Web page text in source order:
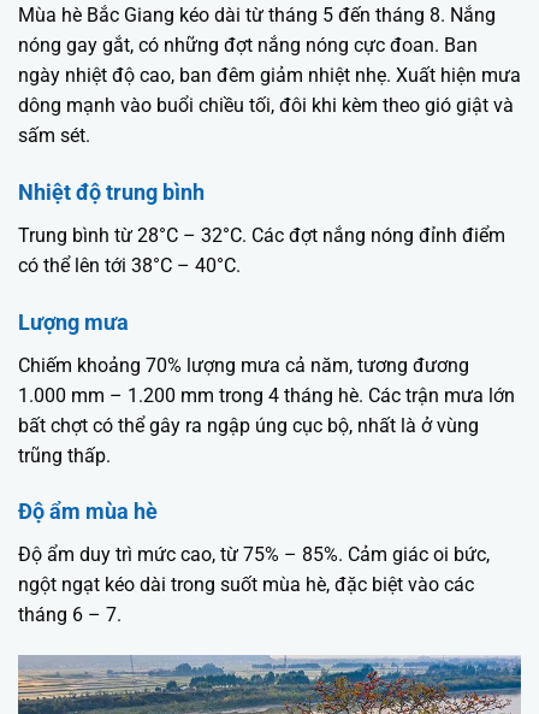
Mùa hè Bắc Giang kéo dài từ tháng 5 đến tháng 8. Nắng
nóng gay gắt, có những đợt nắng nóng cực đoan. Ban
ngày nhiệt độ cao, ban đêm giảm nhiệt nhẹ. Xuất hiện mưa
dông mạnh vào buổi chiều tối, đôi khi kèm theo gió giật và
sấm sét.
Nhiệt độ trung bình
Trung bình từ 28°C – 32°C. Các đợt nắng nóng đỉnh điểm
có thể lên tới 38°C – 40°C.
Lượng mưa
Chiếm khoảng 70% lượng mưa cả năm, tương đương
1.000 mm – 1.200 mm trong 4 tháng hè. Các trận mưa lớn
bất chợt có thể gây ra ngập úng cục bộ, nhất là ở vùng
trũng thấp.
Độ ẩm mùa hè
Độ ẩm duy trì mức cao, từ 75% – 85%. Cảm giác oi bức,
ngột ngạt kéo dài trong suốt mùa hè, đặc biệt vào các
tháng 6 – 7.